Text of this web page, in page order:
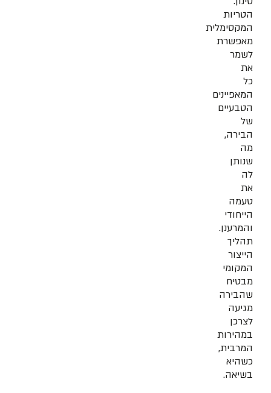
הטריות
המקסימלית
מאפשרת
לשמר
את
כל
המאפיינים
הטבעיים
של
הבירה,
מה
שנותן
לה
את
טעמה
הייחודי
והמרענן.
תהליך
הייצור
המקומי
מבטיח
שהבירה
מגיעה
לצרכן
במהירות
המרבית,
כשהיא
בשיאה.